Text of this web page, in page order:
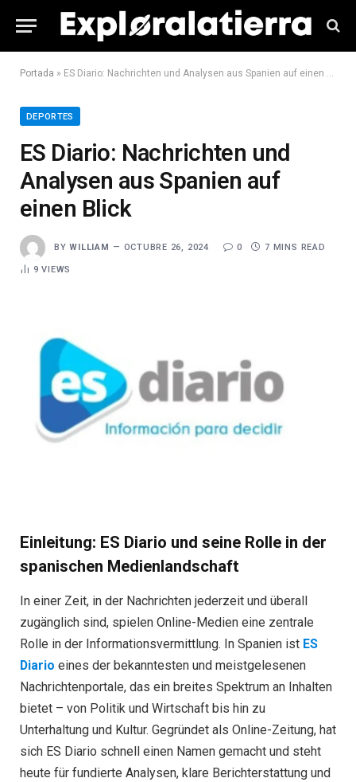
Portada » ES Diario: Nachrichten und Analysen aus Spanien auf einen Blick
DEPORTES
ES Diario: Nachrichten und
Analysen aus Spanien auf
einen Blick
BY WILLIAM OCTUBRE 26, 2024 0 7 MINS READ
9VIEWS
Einleitung: ES Diario und seine Rolle in der
spanischen Medienlandschaft
In einer Zeit, in der Nachrichten jederzeit und überall
zugänglich sind, spielen Online-Medien eine zentrale
Rolle in der Informationsvermittlung. In Spanien ist ES
Diario eines der bekanntesten und meistgelesenen
Nachrichtenportale, das ein breites Spektrum an Inhalten
bietet – von Politik und Wirtschaft bis hin zu
Unterhaltung und Kultur. Gegründet als Online-Zeitung, hat
sich ES Diario schnell einen Namen gemacht und steht
heute für fundierte Analysen, klare Berichterstattung und